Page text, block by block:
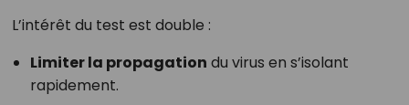
L’intérêt du test est double :
Limiter la propagation du virus en s’isolant
rapidement.